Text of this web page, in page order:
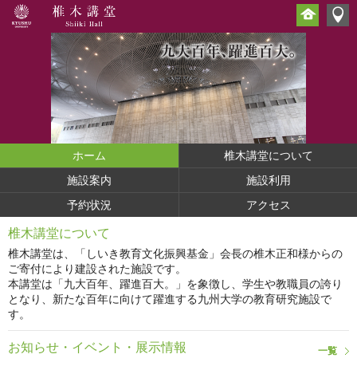
ホーム
椎木講堂について
施設案内
施設利用
予約状況
アクセス
椎木講堂について
椎木講堂は、「しいき教育文化振興基金」会長の椎木正和様からの
ご寄付により建設された施設です。
本講堂は「九大百年、躍進百大。」を象徴し、学生や教職員の誇り
となり、新たな百年に向けて躍進する九州大学の教育研究施設で
す。
お知らせ・イベント・展示情報 一覧